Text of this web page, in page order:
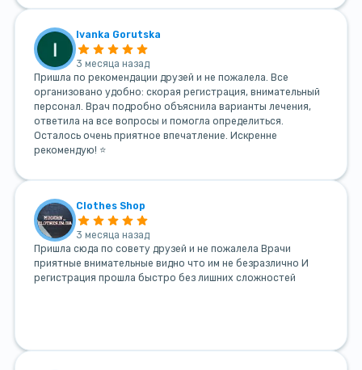
Ivanka Gorutska
3 месяца назад
Пришла по рекомендации друзей и не пожалела. Все
организовано удобно: скорая регистрация, внимательный
персонал. Врач подробно объяснила варианты лечения,
ответила на все вопросы и помогла определиться.
Осталось очень приятное впечатление. Искренне
рекомендую! ⭐
Clothes Shop
3 месяца назад
Пришла сюда по совету друзей и не пожалела Врачи
приятные внимательные видно что им не безразлично И
регистрация прошла быстро без лишних сложностей